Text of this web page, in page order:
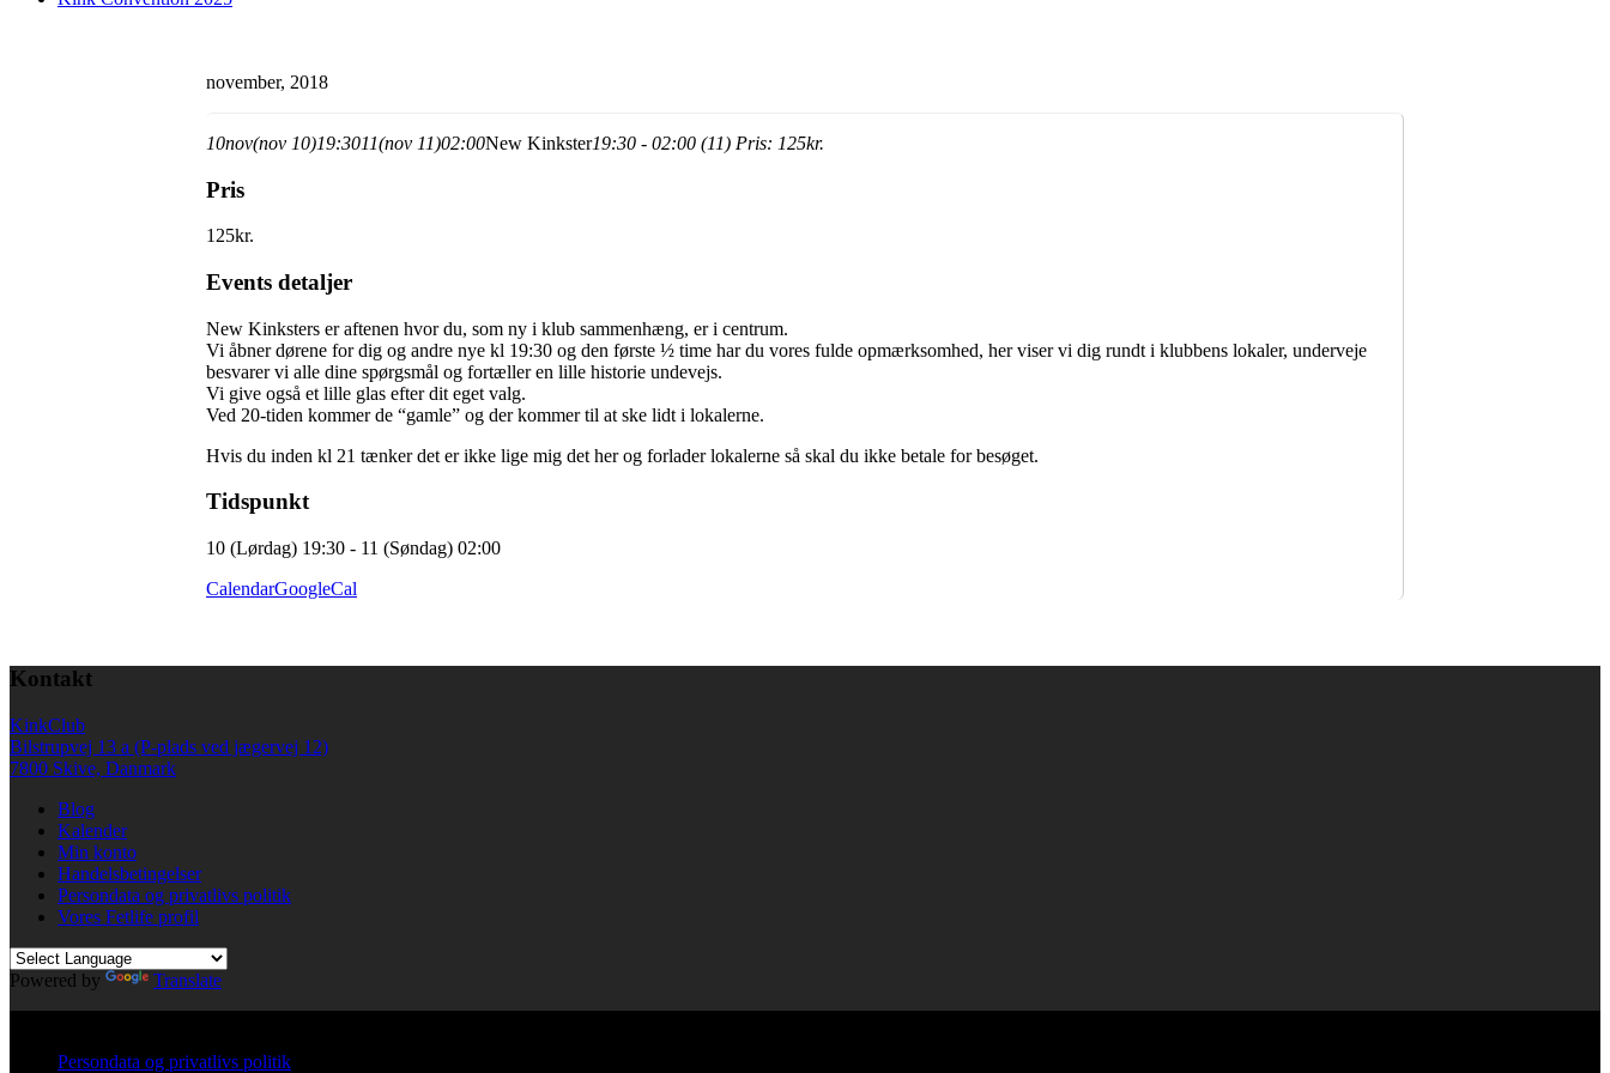
november, 2018
10nov(nov 10)19:3011(nov 11)02:00New Kinkster19:30 - 02:00 (11) Pris: 125kr.
Pris
125kr.
Events detaljer
New Kinksters er aftenen hvor du, som ny i klub sammenhæng, er i centrum.
Vi åbner dørene for dig og andre nye kl 19:30 og den første ½ time har du vores fulde opmærksomhed, her viser vi dig rundt i klubbens lokaler, underveje
besvarer vi alle dine spørgsmål og fortæller en lille historie undevejs.
Vi give også et lille glas efter dit eget valg.
Ved 20-tiden kommer de “gamle” og der kommer til at ske lidt i lokalerne.
Hvis du inden kl 21 tænker det er ikke lige mig det her og forlader lokalerne så skal du ikke betale for besøget.
Tidspunkt
10 (Lørdag) 19:30 - 11 (Søndag) 02:00
CalendarGoogleCal
Kontakt
KinkClub
Bilstrupvej 13 a (P-plads ved jægervej 12)
7800 Skive, Danmark
Blog
Kalender
Min konto
Handelsbetingelser
Persondata og privatlivs politik
Vores Fetlife profil
Powered by
Translate
Persondata og privatlivs politik